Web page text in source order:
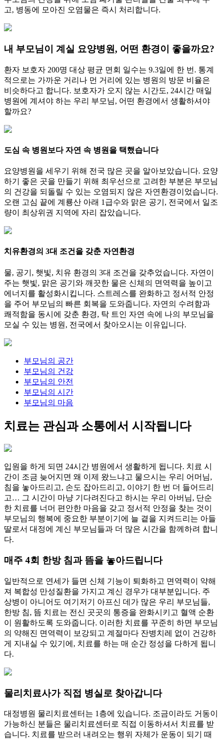
고, 병동에 모아진 오염물은 즉시 처리합니다.
내 부모님이 계실 요양병원, 어떤 환경이 좋을까요?
환자 보호자 200명 대상 평균 면회 일수는 9.3일에 한 번. 통계
적으로는 가까운 거리나 먼 거리에 있는 병원의 방문 비율은
비슷하다고 합니다. 보호자가 오지 않는 시간도, 24시간 매일
병원에 계셔야 하는 우리 부모님, 어떤 환경에서 생활하셔야
할까요?
도심 속 병원보다 자연 속 병원을 택했습니다
요양병원을 세우기 위해 전국 많은 곳을 알아보았습니다. 요양
하기 좋은 곳을 만들기 위해 최우선으로 고려한 부분은 부모님
의 건강을 되돌릴 수 있는 오염되지 않은 자연환경이었습니다.
오랜 고심 끝에 계룡산 아래 1급수와 맑은 공기, 전국에서 일조
량이 최상위권 지역에 자리 잡았습니다.
치유환경의 3대 조건을 갖춘 자연환경
물, 공기, 햇빛, 치유 환경의 3대 조건을 갖추었습니다. 자연이
주는 햇빛, 맑은 공기와 깨끗한 물은 신체의 면역력을 높이고
에너지를 활성화시킵니다. 스트레스를 완화하고 정서적 안정
을 주어 부모님의 빠른 회복을 도와줍니다. 자연의 수려함과
쾌적함을 동시에 갖춘 환경, 탁 트인 자연 속에 나의 부모님을
모실 수 있는 병원, 전국에서 찾아오시는 이유입니다.
부모님의 공간
부모님의 건강
부모님의 안전
부모님의 시간
부모님의 마음
치료는 관심과 소통에서 시작됩니다
입원을 하게 되면 24시간 병원에서 생활하게 됩니다. 치료 시
간이 조금 늦어지면 왜 이제 왔느냐고 물으시는 우리 어머님,
침을 놓아드리고, 손도 잡아드리고, 이야기 한 번 더 들어드리
고… 그 시간이 마냥 기다려진다고 하시는 우리 아버님, 단순
한 치료를 너머 편안한 마음을 갖고 정서적 안정을 찾는 것이
부모님의 행복에 중요한 부분이기에 늘 곁을 지켜드리는 아들
딸로서 대정에 계신 부모님들과 더 많은 시간을 함께하려 합니
다.
매주 4회 한방 침과 뜸을 놓아드립니다
일반적으로 연세가 들면 신체 기능이 퇴화하고 면역력이 약해
져 복합성 만성질환을 가지고 계신 경우가 대부분입니다. 주
상병이 아니어도 여기저기 아프신 데가 많은 우리 부모님들,
한방 침, 뜸 치료는 전신 곳곳의 통증을 완화시키고 혈액 순환
이 원활하도록 도와줍니다. 이러한 치료를 꾸준히 하면 부모님
의 약해진 면역력이 보강되고 계절마다 잔병치레 없이 건강하
게 지내실 수 있기에, 치료를 하는 매 순간 정성을 다하게 됩니
다.
물리치료사가 직접 병실로 찾아갑니다
대정병원 물리치료센터는 1층에 있습니다. 조금이라도 거동이
가능하신 분들은 물리치료센터로 직접 이동하셔서 치료를 받
습니다. 치료를 받으러 내려오는 행위 자체가 운동이 되기 때